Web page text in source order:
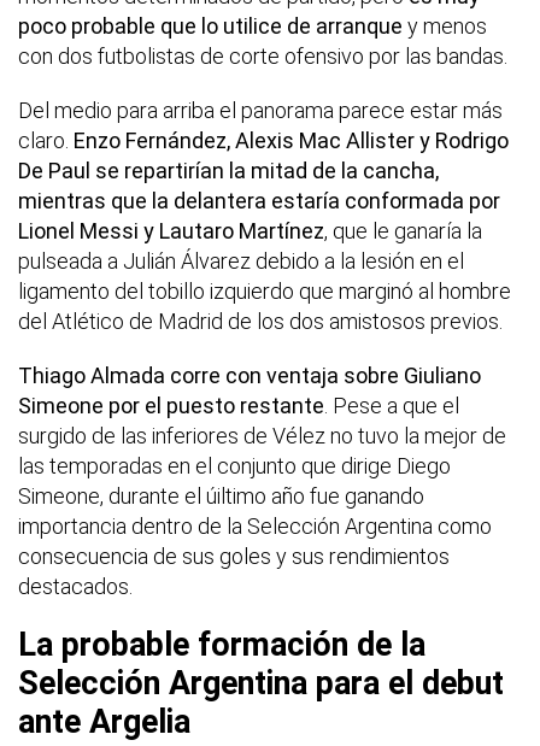
poco probable que lo utilice de arranque y menos
con dos futbolistas de corte ofensivo por las bandas.
Del medio para arriba el panorama parece estar más
claro. Enzo Fernández, Alexis Mac Allister y Rodrigo
De Paul se repartirían la mitad de la cancha,
mientras que la delantera estaría conformada por
Lionel Messi y Lautaro Martínez, que le ganaría la
pulseada a Julián Álvarez debido a la lesión en el
ligamento del tobillo izquierdo que marginó al hombre
del Atlético de Madrid de los dos amistosos previos.
Thiago Almada corre con ventaja sobre Giuliano
Simeone por el puesto restante . Pese a que el
surgido de las inferiores de Vélez no tuvo la mejor de
las temporadas en el conjunto que dirige Diego
Simeone, durante el úiltimo año fue ganando
importancia dentro de la Selección Argentina como
consecuencia de sus goles y sus rendimientos
destacados.
La probable formación de la
Selección Argentina para el debut
ante Argelia